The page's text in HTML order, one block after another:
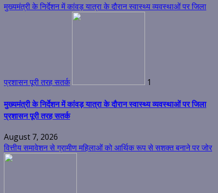
मुख्यमंत्री के निर्देशन में कांवड़ यात्रा के दौरान स्वास्थ्य व्यवस्थाओं पर जिला
प्रशासन पूरी तरह सतर्क 1
मुख्यमंत्री के निर्देशन में कांवड़ यात्रा के दौरान स्वास्थ्य व्यवस्थाओं पर जिला
प्रशासन पूरी तरह सतर्क
August 7, 2026
वित्तीय समावेशन से ग्रामीण महिलाओं को आर्थिक रूप से सशक्त बनाने पर जोर